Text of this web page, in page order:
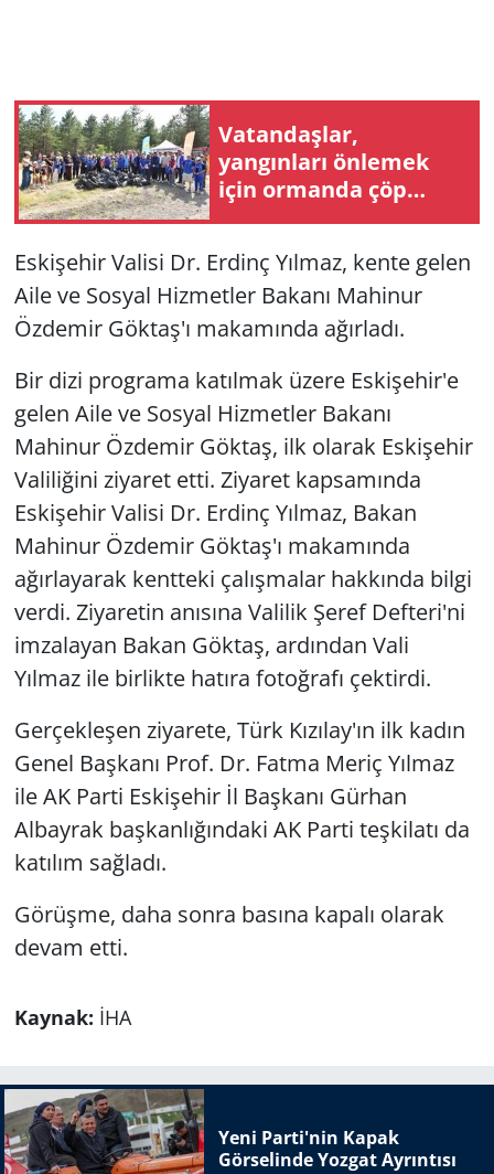
Vatandaşlar,
yangınları önlemek
için ormanda çöp
temizledi
Eskişehir Valisi Dr. Erdinç Yılmaz, kente gelen
Aile ve Sosyal Hizmetler Bakanı Mahinur
Özdemir Göktaş'ı makamında ağırladı.
Bir dizi programa katılmak üzere Eskişehir'e
gelen Aile ve Sosyal Hizmetler Bakanı
Mahinur Özdemir Göktaş, ilk olarak Eskişehir
Valiliğini ziyaret etti. Ziyaret kapsamında
Eskişehir Valisi Dr. Erdinç Yılmaz, Bakan
Mahinur Özdemir Göktaş'ı makamında
ağırlayarak kentteki çalışmalar hakkında bilgi
verdi. Ziyaretin anısına Valilik Şeref Defteri'ni
imzalayan Bakan Göktaş, ardından Vali
Yılmaz ile birlikte hatıra fotoğrafı çektirdi.
Gerçekleşen ziyarete, Türk Kızılay'ın ilk kadın
Genel Başkanı Prof. Dr. Fatma Meriç Yılmaz
ile AK Parti Eskişehir İl Başkanı Gürhan
Albayrak başkanlığındaki AK Parti teşkilatı da
katılım sağladı.
Görüşme, daha sonra basına kapalı olarak
devam etti.
Kaynak: İHA
Yeni Parti'nin Kapak
Görselinde Yozgat Ayrıntısı